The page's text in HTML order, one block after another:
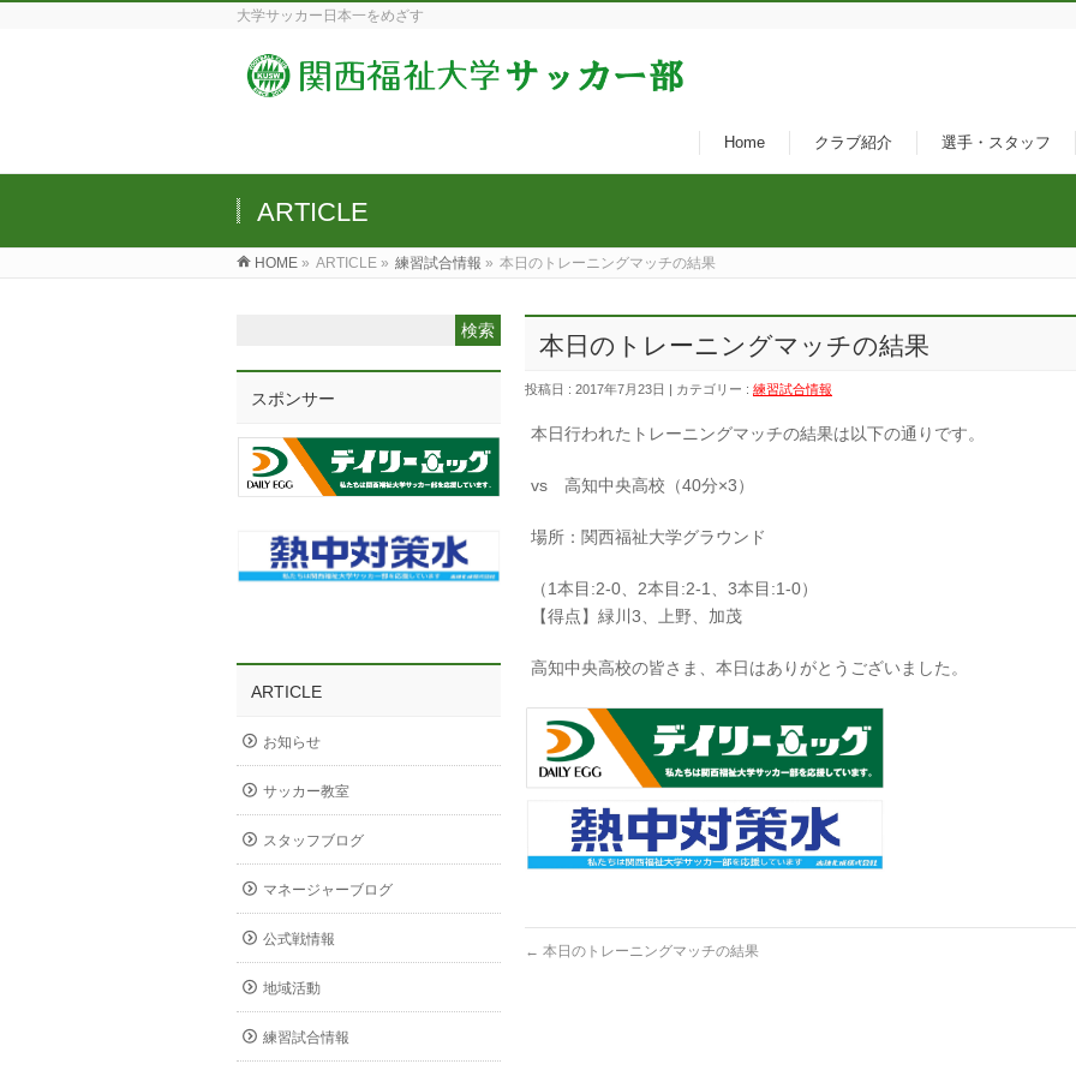
大学サッカー日本一をめざす
Home クラブ紹介 選手・スタッフ
ARTICLE
HOME » ARTICLE » 練習試合情報 » 本日のトレーニングマッチの結果
本日のトレーニングマッチの結果
投稿日 : 2017年7月23日 | カテゴリー : 練習試合情報
本日行われたトレーニングマッチの結果は以下の通りです。
vs 高知中央高校（40分×3）
場所：関西福祉大学グラウンド
（1本目:2-0、2本目:2-1、3本目:1-0）
【得点】緑川3、上野、加茂
高知中央高校の皆さま、本日はありがとうございました。
← 本日のトレーニングマッチの結果
スポンサー
ARTICLE
お知らせ
サッカー教室
スタッフブログ
マネージャーブログ
公式戦情報
地域活動
練習試合情報